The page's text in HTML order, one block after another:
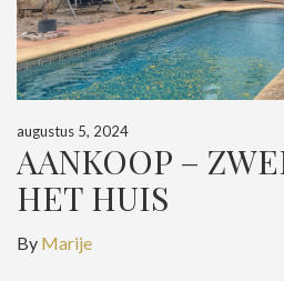
augustus 5, 2024
AANKOOP –
HET HUIS
By Marije